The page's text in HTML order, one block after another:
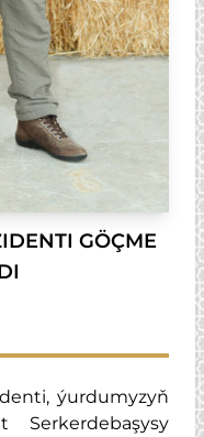
GÖÇME
ýurdumyzyň
Serkerdebaşysy